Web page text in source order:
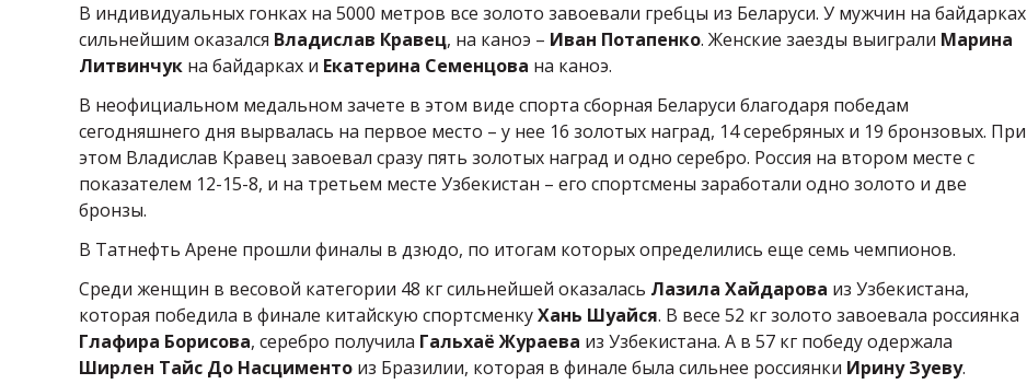
В индивидуальных гонках на 5000 метров все золото завоевали гребцы из Беларуси. У мужчин на байдарках
сильнейшим оказался Владислав Кравец, на каноэ – Иван Потапенко. Женские заезды выиграли Марина
Литвинчук на байдарках и Екатерина Семенцова на каноэ.
В неофициальном медальном зачете в этом виде спорта сборная Беларуси благодаря победам
сегодняшнего дня вырвалась на первое место – у нее 16 золотых наград, 14 серебряных и 19 бронзовых. При
этом Владислав Кравец завоевал сразу пять золотых наград и одно серебро. Россия на втором месте с
показателем 12-15-8, и на третьем месте Узбекистан – его спортсмены заработали одно золото и две
бронзы.
В Татнефть Арене прошли финалы в дзюдо, по итогам которых определились еще семь чемпионов.
Среди женщин в весовой категории 48 кг сильнейшей оказалась Лазила Хайдарова из Узбекистана,
которая победила в финале китайскую спортсменкуХань Шуайся. В весе 52 кг золото завоевала россиянка
Глафира Борисова, серебро получила Гальхаё Жураева из Узбекистана. А в 57 кг победу одержала
Ширлен Тайс До Насцименто из Бразилии, которая в финале была сильнее россиянки Ирину Зуеву.